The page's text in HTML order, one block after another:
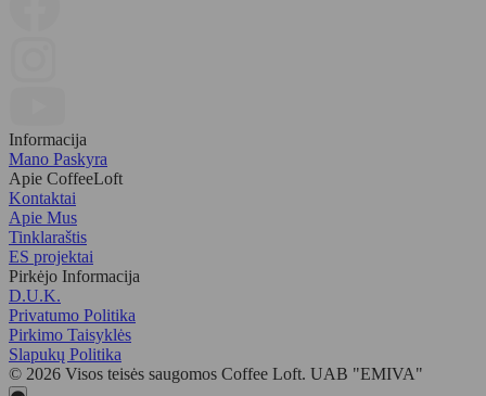
Informacija
Mano Paskyra
Apie CoffeeLoft
Kontaktai
Apie Mus
Tinklaraštis
ES projektai
Pirkėjo Informacija
D.U.K.
Privatumo Politika
Pirkimo Taisyklės
Slapukų Politika
© 2026 Visos teisės saugomos Coffee Loft. UAB "EMIVA"